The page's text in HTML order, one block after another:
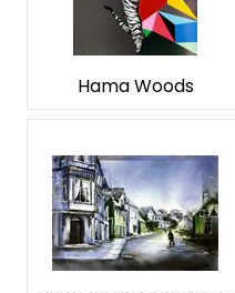
Hama Woods